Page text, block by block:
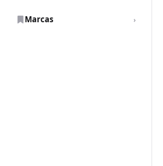
Marcas ›